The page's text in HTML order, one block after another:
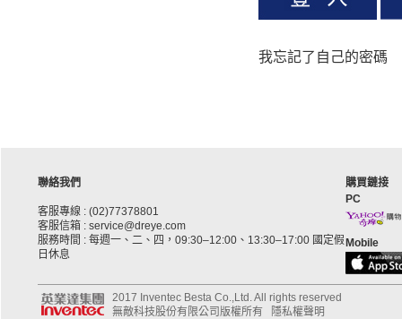
我忘記了自己的密碼
聯絡我們
客服專線 : (02)77378801
客服信箱 : service@dreye.com
服務時間 : 每週一、二、四，09:30–12:00、13:30–17:00 國定假
日休息
購買鏈接
PC
Mobile
2017 Inventec Besta Co.,Ltd. All rights reserved
無敵科技股份有限公司版權所有
隱私權聲明